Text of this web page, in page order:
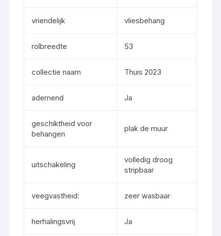
vriendelijk vliesbehang
rolbreedte 53
collectie naam Thuis 2023
ademend Ja
geschiktheid voor
behangen
plak de muur
uitschakeling
volledig droog
stripbaar
veegvastheid: zeer wasbaar
herhalingsvrij Ja